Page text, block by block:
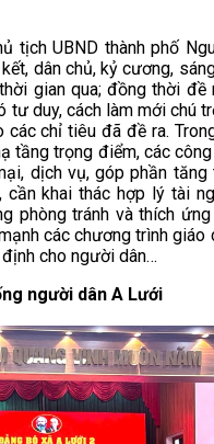
tịch UBND thành phố
dân chủ, kỷ cương,
gian qua; đồng thời đề
duy, cách làm mới chú
chỉ tiêu đã đề ra.
tầng trọng điểm, các
dịch vụ, góp phần tăng
khai thác hợp lý tài
phòng tránh và thích
các chương trình giáo
cho người dân…
người dân A Lưới